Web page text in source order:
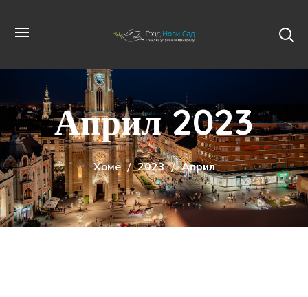
Април 2023
Хоме 2023 Април